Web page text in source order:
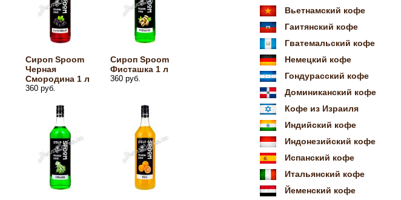
Сироп Spoom
Черная
Смородина 1 л
360 руб.
Сироп Spoom
Фисташка 1 л
360 руб.
Вьетнамский кофе
Гаитянский кофе
Гватемальский кофе
Немецкий кофе
Гондурасский кофе
Доминиканский кофе
Кофе из Израиля
Индийский кофе
Индонезийский кофе
Испанский кофе
Итальянский кофе
Йеменский кофе